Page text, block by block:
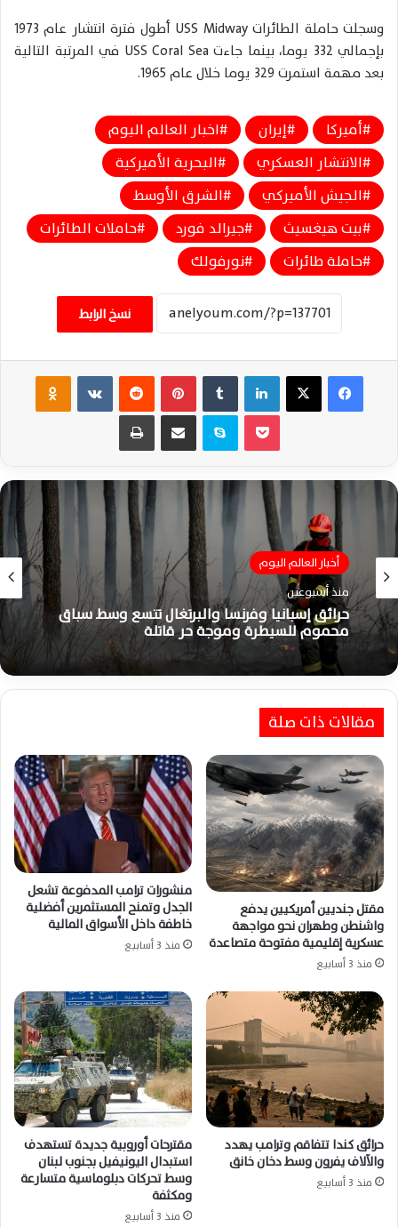
وسجلت حاملة الطائراتUSS Midway
أطول فترة انتشار عام 1973
بإجمالي 332 يوما، بينما جاءت
USS Coral Sea في المرتبة التالية
بعد مهمة استمرت 329 يوما خلال عام 1965.
أميركا إيران
اخبار العالم اليوم
الانتشار العسكري
البحرية الأميركية
الجيش الأميركي
الشرق الأوسط
بيت هيغسيث
جيرالد فورد
حاملات الطائرات
حاملة طائرات
نورفولك
نسخ الرابط
فيسبوك ‫X لينكدإن بينتيريست ‏VKontakte
سكايب مشاركة عبر البريد طباعة
أخبار العالم اليوم
منذ أسبوعين
حرائق إسبانيا وفرنسا والبرتغال تتسع وسط سباق
محموم للسيطرة وموجة حر قاتلة
أخبار العالم اليوم
منذ أسبوعين
ترامب ينشر صورًا بالذكاء الاصطناعي بعد غارات
خارك وتدمير ناقلات النفط الإيرانية
مقالات ذات صلة
مقتل جنديين أمريكيين يدفع
واشنطن وطهران نحو مواجهة
عسكرية إقليمية مفتوحة متصاعدة
منذ 3 أسابيع
منشورات ترامب المدفوعة تشعل
الجدل وتمنح المستثمرين أفضلية
خاطفة داخل الأسواق المالية
منذ 3 أسابيع
حرائق كندا تتفاقم وترامب يهدد
والآلاف يفرون وسط دخان خانق
منذ 3 أسابيع
مقترحات أوروبية جديدة تستهدف
استبدال اليونيفيل بجنوب لبنان
وسط تحركات دبلوماسية متسارعة
ومكثفة
منذ 3 أسابيع